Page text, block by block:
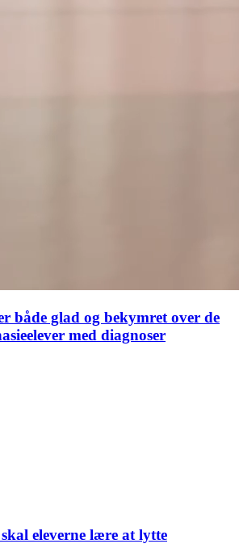
både glad og bekymret over de
med diagnoser
eleverne lære at lytte